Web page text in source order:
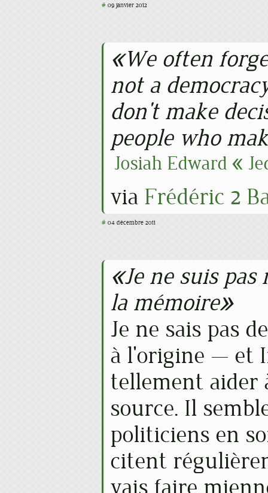
# 09 janvier 2012
We often
not a
don't make
people who
Josiah Edward «
via Frédéric 2
# 04 décembre 2011
Je ne suis
la mémoire
Je ne sais pas
à l'origine — et
tellement aider
source. Il
politiciens en
citent
vais faire